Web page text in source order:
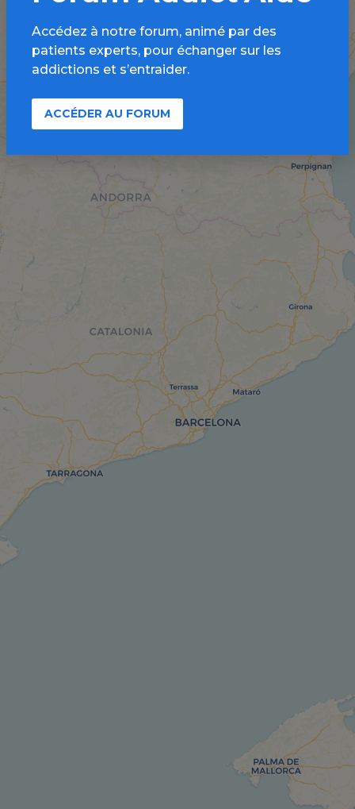
Accédez à notre forum, animé par des
patients experts, pour échanger sur les
addictions et s’entraider.
ACCÉDER AU FORUM